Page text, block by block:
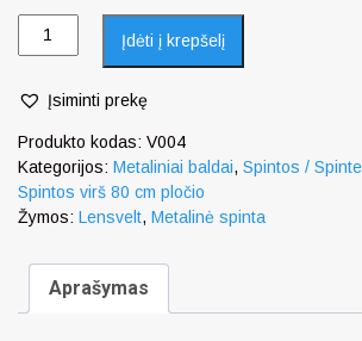
Įdėti į krepšelį
Įsiminti prekę
Produkto kodas: V004
Kategorijos: Metaliniai baldai, Spintos /
Spintos virš 80 cm pločio
Žymos: Lensvelt, Metalinė spinta
Aprašymas